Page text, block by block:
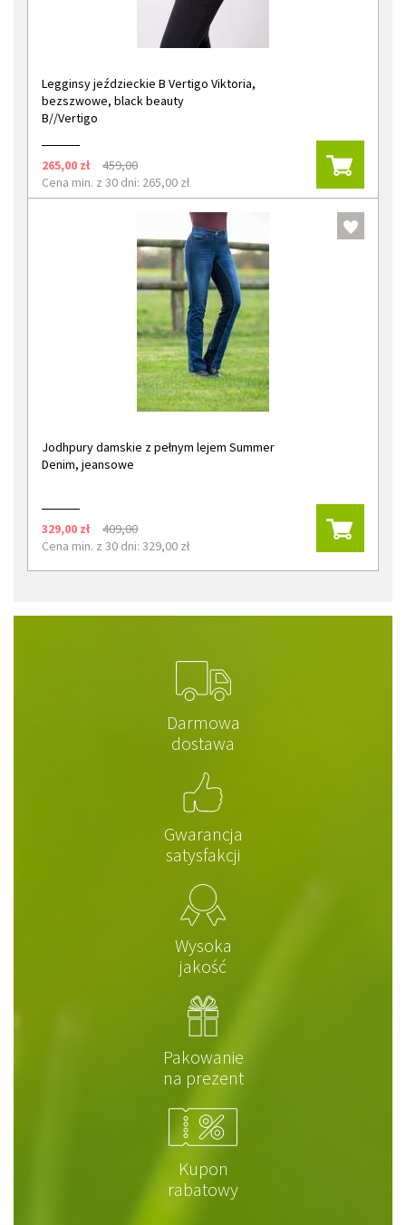
Legginsy jeździeckie B Vertigo Viktoria,
bezszwowe, black beauty
B//Vertigo
265,00 zł
459,00
Cena min. z 30 dni: 265,00 zł
Jodhpury damskie z pełnym lejem Summer
Denim, jeansowe
329,00 zł
409,00
Cena min. z 30 dni: 329,00 zł
Darmowa
dostawa
Gwarancja
satysfakcji
Wysoka
jakość
Pakowanie
na prezent
Kupon
rabatowy